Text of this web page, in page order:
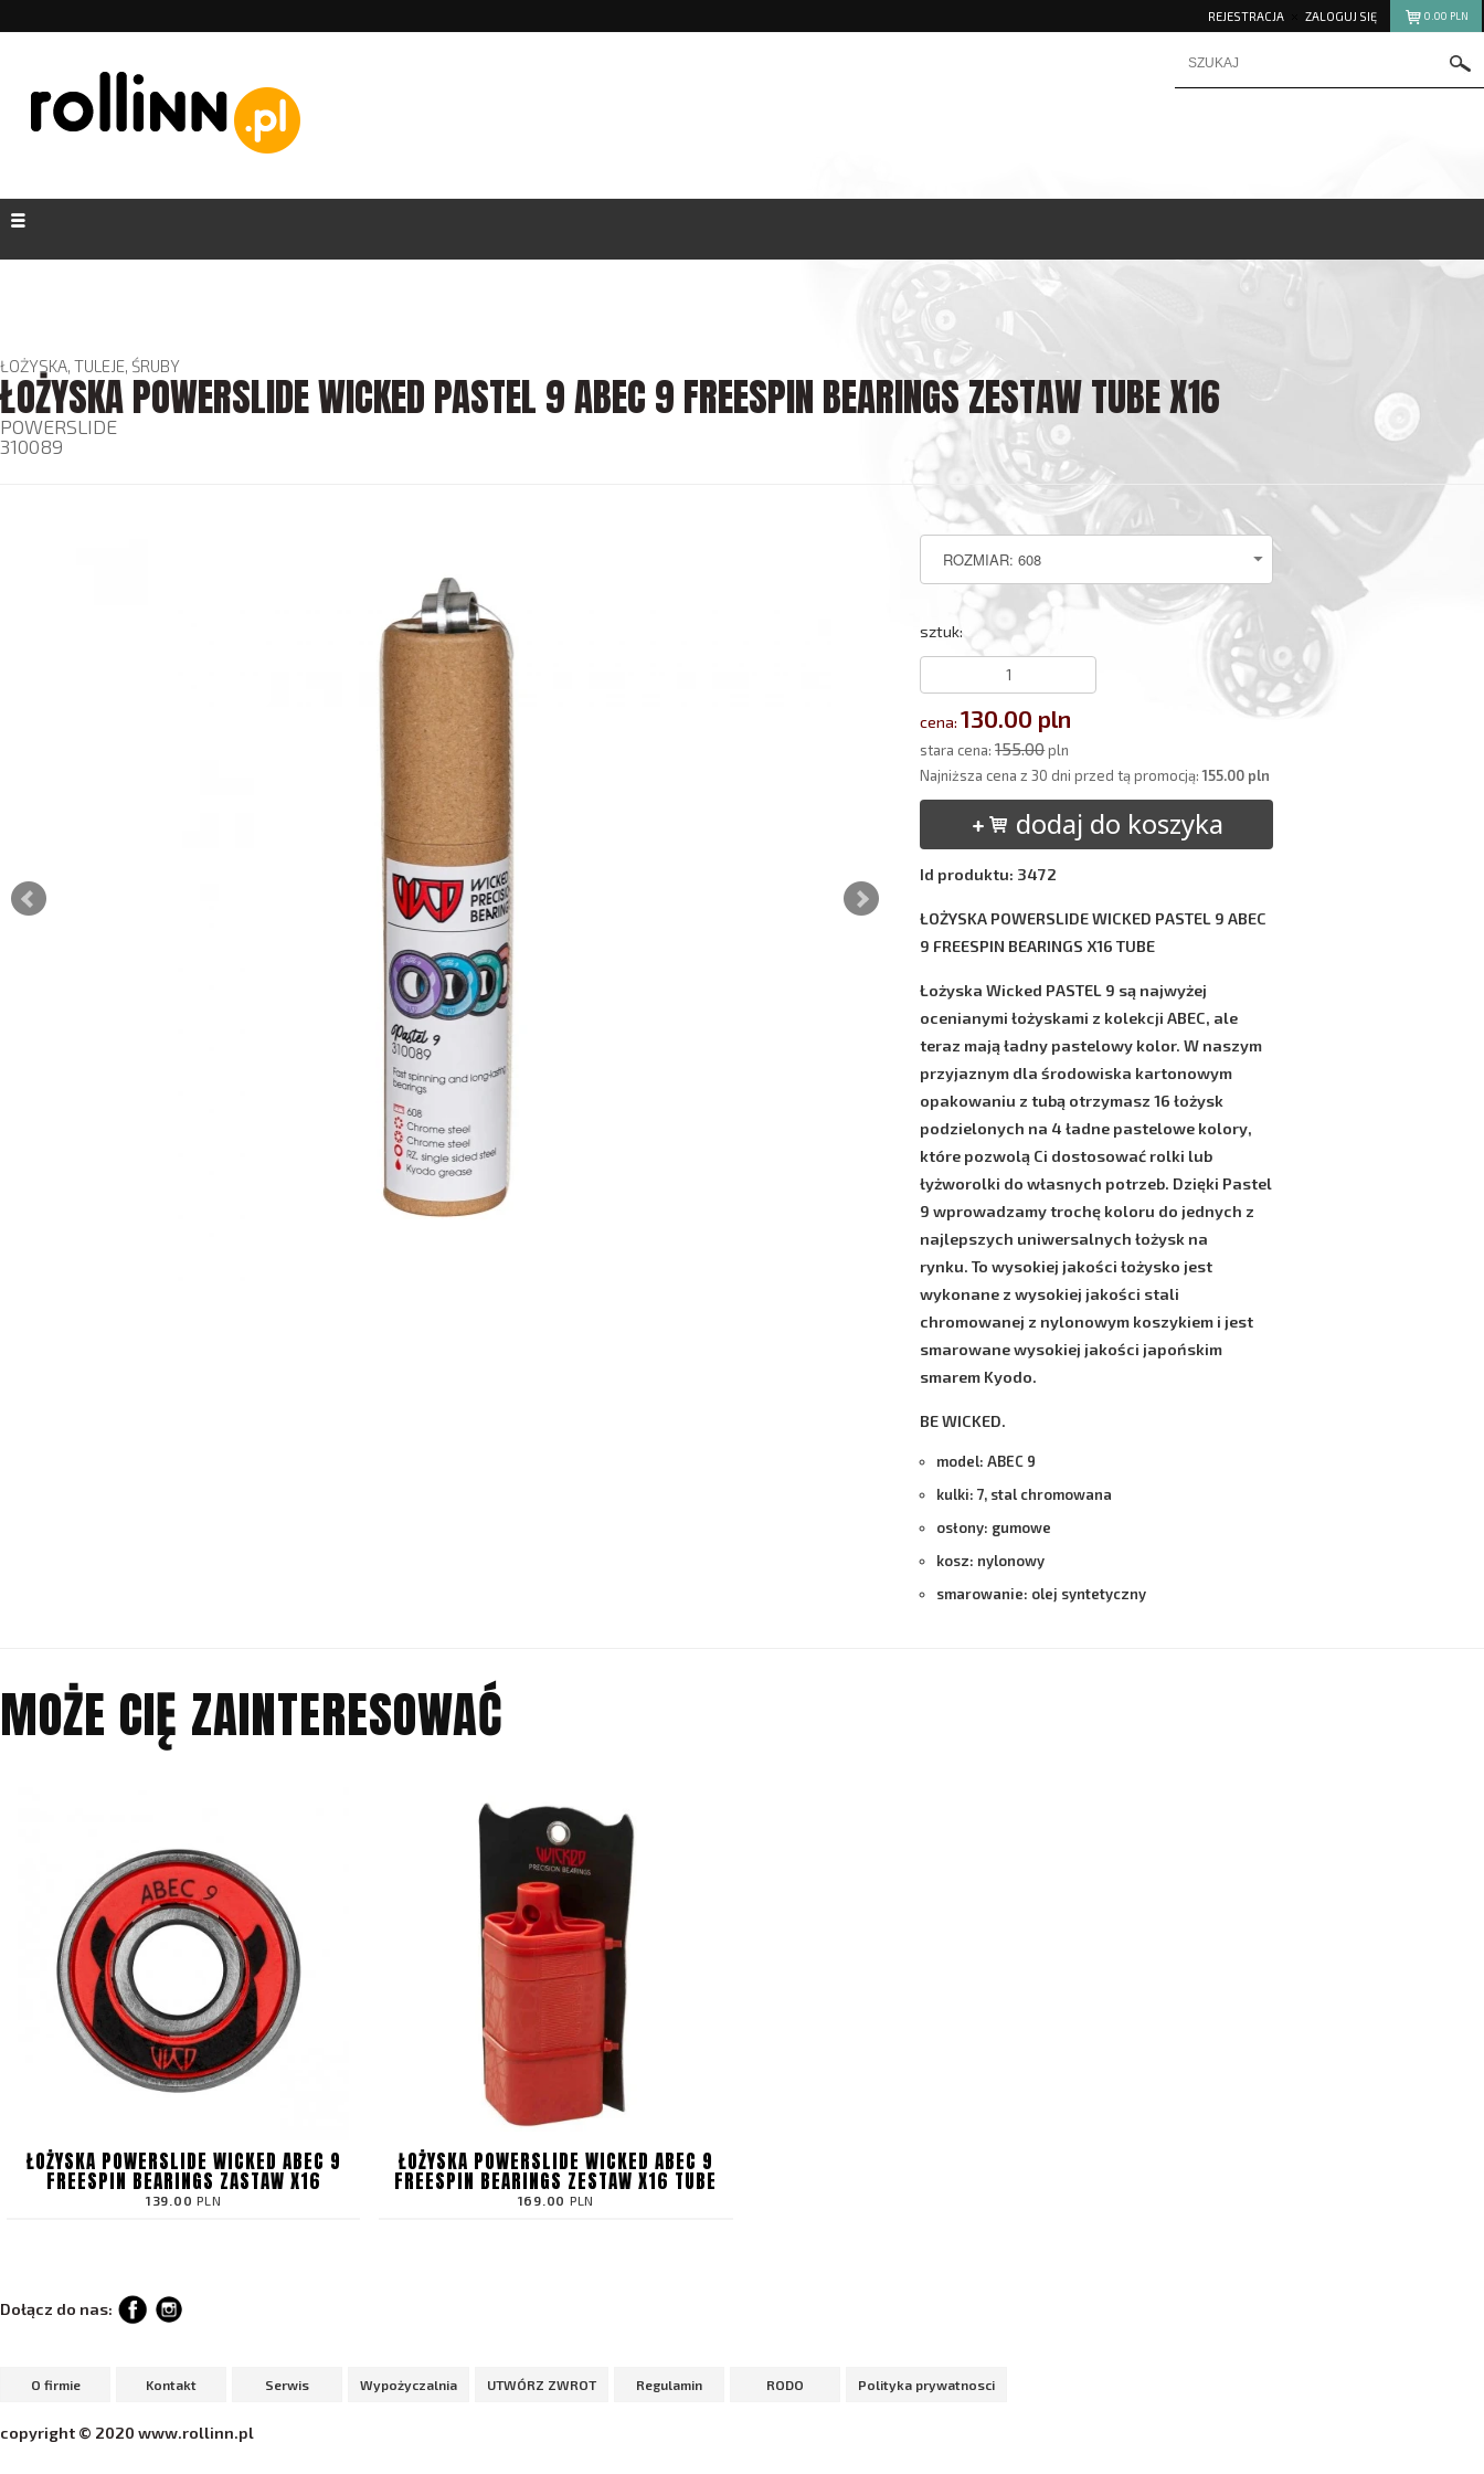
0.00 PLN
REJESTRACJA ZALOGUJ SIĘ
ŁOŻYSKA, TULEJE, ŚRUBY
ŁOŻYSKA POWERSLIDE WICKED PASTEL 9 ABEC 9 FREESPIN BEARINGS ZESTAW TUBE X16
POWERSLIDE
310089
sztuk:
cena:130.00 pln
stara cena:155.00pln
Najniższa cena z 30 dni przed tą promocją:155.00 pln
dodaj do koszyka
Id produktu: 3472
ŁOŻYSKA POWERSLIDE WICKED PASTEL 9 ABEC
9 FREESPIN BEARINGS X16 TUBE
Łożyska Wicked PASTEL 9 są najwyżej
ocenianymi łożyskami z kolekcjiABEC, ale
teraz mają ładny pastelowy kolor. W naszym
przyjaznym dla środowiska kartonowym
opakowaniu z tubą otrzymasz 16 łożysk
podzielonych na 4 ładne pastelowe kolory,
które pozwolą Ci dostosować rolki lub
łyżworolki do własnych potrzeb. Dzięki Pastel
9 wprowadzamy trochę koloru do jednych z
najlepszych uniwersalnych łożysk na
rynku. To wysokiej jakości łożysko jest
wykonane z wysokiej jakości stali
chromowanej z nylonowym koszykiem i jest
smarowane wysokiej jakości japońskim
smarem Kyodo.
BE WICKED.
model: ABEC 9
kulki: 7, stal chromowana
osłony: gumowe
kosz: nylonowy
smarowanie: olej syntetyczny
MOŻE CIĘ ZAINTERESOWAĆ
ŁOŻYSKA POWERSLIDE WICKED ABEC 9
FREESPIN BEARINGS ZASTAW X16
139.00 PLN
ŁOŻYSKA POWERSLIDE WICKED ABEC 9
FREESPIN BEARINGS ZESTAW X16 TUBE
169.00 PLN
Dołącz do nas:
O firmie Kontakt Serwis Wypożyczalnia UTWÓRZ ZWROT Regulamin RODO Polityka prywatnosci
copyright © 2020 www.rollinn.pl